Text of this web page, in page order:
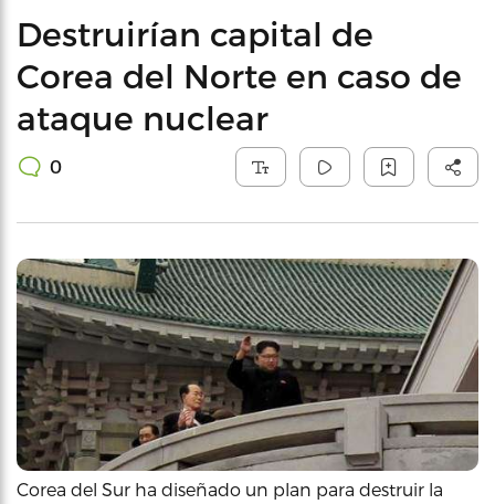
Destruirían capital de
Corea del Norte en caso de
ataque nuclear
0
Corea del Sur ha diseñado un plan para destruir la